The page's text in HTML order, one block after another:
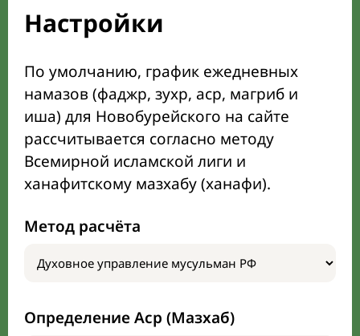
Настройки
По умолчанию, график ежедневных
намазов (фаджр, зухр, аср, магриб и
иша) для Новобурейского на сайте
рассчитывается согласно методу
Всемирной исламской лиги и
ханафитскому мазхабу (ханафи).
Метод расчёта
Определение Аср (Мазхаб)